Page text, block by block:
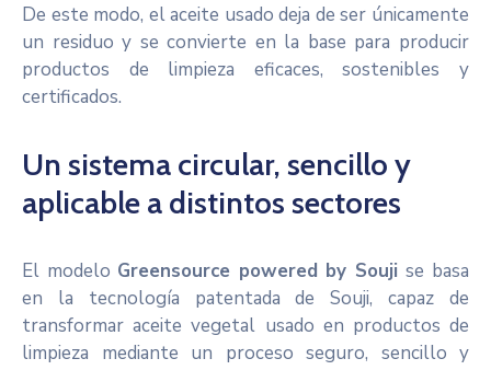
De este modo, el aceite usado deja de ser únicamente
un residuo y se convierte en la base para producir
productos de limpieza eficaces, sostenibles y
certificados.
Un sistema circular, sencillo y
aplicable a distintos sectores
El modelo Greensource powered by Soujise basa
en la tecnología patentada de Souji, capaz de
transformar aceite vegetal usado en productos de
limpieza mediante un proceso seguro, sencillo y